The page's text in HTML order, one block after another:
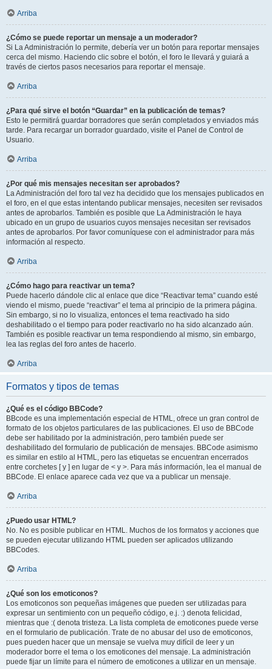
Arriba
¿Cómo se puede reportar un mensaje a un moderador?
Si La Administración lo permite, debería ver un botón para reportar mensajes
cerca del mismo. Haciendo clic sobre el botón, el foro le llevará y guiará a
través de ciertos pasos necesarios para reportar el mensaje.
Arriba
¿Para qué sirve el botón “Guardar” en la publicación de temas?
Esto le permitirá guardar borradores que serán completados y enviados más
tarde. Para recargar un borrador guardado, visite el Panel de Control de
Usuario.
Arriba
¿Por qué mis mensajes necesitan ser aprobados?
La Administración del foro tal vez ha decidido que los mensajes publicados en
el foro, en el que estas intentando publicar mensajes, necesiten ser revisados
antes de aprobarlos. También es posible que La Administración le haya
ubicado en un grupo de usuarios cuyos mensajes necesitan ser revisados
antes de aprobarlos. Por favor comuníquese con el administrador para más
información al respecto.
Arriba
¿Cómo hago para reactivar un tema?
Puede hacerlo dándole clic al enlace que dice “Reactivar tema” cuando esté
viendo el mismo, puede “reactivar” el tema al principio de la primera página.
Sin embargo, si no lo visualiza, entonces el tema reactivado ha sido
deshabilitado o el tiempo para poder reactivarlo no ha sido alcanzado aún.
También es posible reactivar un tema respondiendo al mismo, sin embargo,
lea las reglas del foro antes de hacerlo.
Arriba
Formatos y tipos de temas
¿Qué es el código BBCode?
BBcode es una implementación especial de HTML, ofrece un gran control de
formato de los objetos particulares de las publicaciones. El uso de BBCode
debe ser habilitado por la administración, pero también puede ser
deshabilitado del formulario de publicación de mensajes. BBCode asimismo
es similar en estilo al HTML, pero las etiquetas se encuentran encerrados
entre corchetes [ y ] en lugar de < y >. Para más información, lea el manual de
BBCode. El enlace aparece cada vez que va a publicar un mensaje.
Arriba
¿Puedo usar HTML?
No. No es posible publicar en HTML. Muchos de los formatos y acciones que
se pueden ejecutar utilizando HTML pueden ser aplicados utilizando
BBCodes.
Arriba
¿Qué son los emoticonos?
Los emoticonos son pequeñas imágenes que pueden ser utilizadas para
expresar un sentimiento con un pequeño código, e.j. :) denota felicidad,
mientras que :( denota tristeza. La lista completa de emoticones puede verse
en el formulario de publicación. Trate de no abusar del uso de emoticonos,
pues pueden hacer que un mensaje se vuelva muy difícil de leer y un
moderador borre el tema o los emoticones del mensaje. La administración
puede fijar un límite para el número de emoticones a utilizar en un mensaje.